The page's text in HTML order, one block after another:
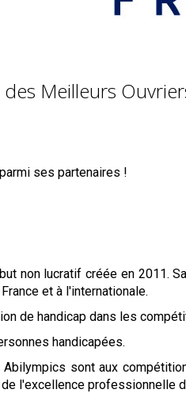
Meilleurs
ses partenaires !
non lucratif créée en 2011.
et à l'internationale.
de handicap dans les
handicapées.
sont aux
l'excellence professionnelle